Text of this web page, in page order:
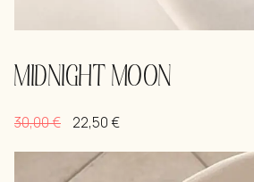
MIDNIGHT MOON
30,00€ 22,50€